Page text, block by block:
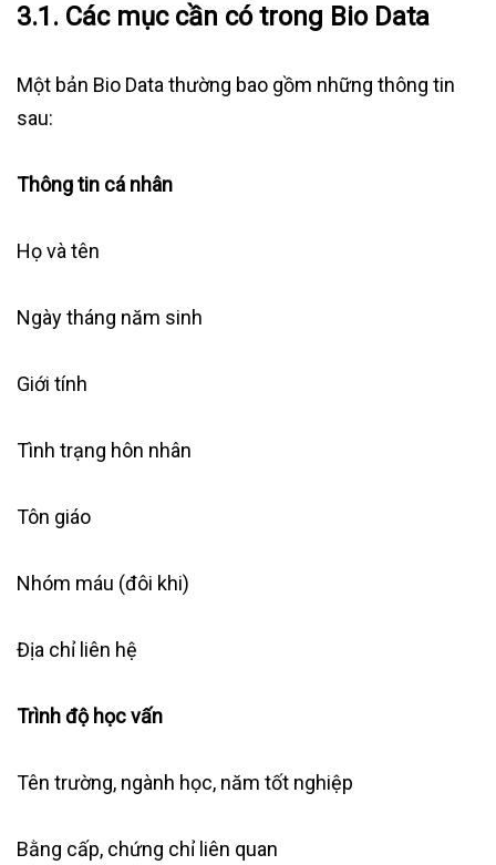
3.1. Các mục cần có trong Bio Data
Một bản Bio Data thường bao gồm những thông tin
sau:
Thông tin cá nhân
Họ và tên
Ngày tháng năm sinh
Giới tính
Tình trạng hôn nhân
Tôn giáo
Nhóm máu (đôi khi)
Địa chỉ liên hệ
Trình độ học vấn
Tên trường, ngành học, năm tốt nghiệp
Bằng cấp, chứng chỉ liên quan